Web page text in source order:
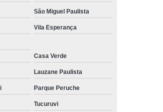
de Deficientes
Embreagem Eletrônica
Adaptada para Deficiente
Eletrônica Deficiente
para Deficiente
Eletrônica Progressiva
São Miguel Paulista
Vila Esperança
Casa Verde
Lauzane Paulista
Parque Peruche
Tucuruvi